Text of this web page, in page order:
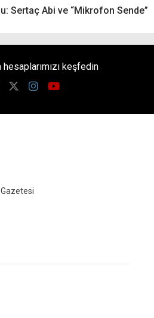
Sertaç Abi ve “Mikrofon Sende”
keşfedin